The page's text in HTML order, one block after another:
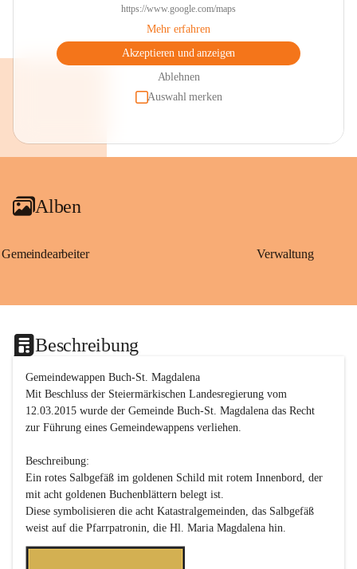
https://www.google.com/maps
Mehr erfahren
Akzeptieren und anzeigen
Ablehnen
Auswahl merken
Alben
Gemeindearbeiter Verwaltung
Beschreibung
Gemeindewappen Buch-St. Magdalena
Mit Beschluss der Steiermärkischen Landesregierung vom
12.03.2015 wurde der Gemeinde Buch-St. Magdalena das Recht
zur Führung eines Gemeindewappens verliehen.
Beschreibung:
Ein rotes Salbgefäß im goldenen Schild mit rotem Innenbord, der
mit acht goldenen Buchenblättern belegt ist.
Diese symbolisieren die acht Katastralgemeinden, das Salbgefäß